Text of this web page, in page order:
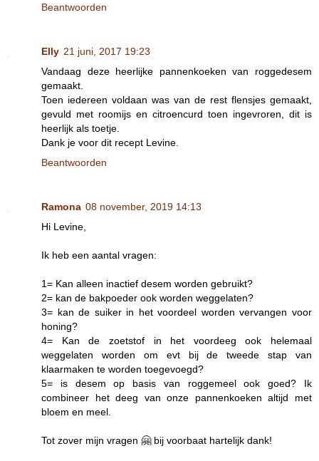
Beantwoorden
Elly 21 juni, 2017 19:23
Vandaag deze heerlijke pannenkoeken van roggedesem
gemaakt.
Toen iedereen voldaan was van de rest flensjes gemaakt,
gevuld met roomijs en citroencurd toen ingevroren, dit is
heerlijk als toetje.
Dank je voor dit recept Levine.
Beantwoorden
Ramona 08 november, 2019 14:13
Hi Levine,
Ik heb een aantal vragen:
1= Kan alleen inactief desem worden gebruikt?
2= kan de bakpoeder ook worden weggelaten?
3= kan de suiker in het voordeel worden vervangen voor
honing?
4= Kan de zoetstof in het voordeeg ook helemaal
weggelaten worden om evt bij de tweede stap van
klaarmaken te worden toegevoegd?
5= is desem op basis van roggemeel ook goed? Ik
combineer het deeg van onze pannenkoeken altijd met
bloem en meel.
Tot zover mijn vragen 🤗 bij voorbaat hartelijk dank!